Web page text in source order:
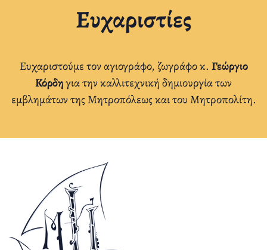
Ευχαριστίες
Ευχαριστούμε τον αγιογράφο, ζωγράφο κ. Γεώργιο
Κόρδηγια την καλλιτεχνική δημιουργία των
εμβλημάτων της Μητροπόλεως και του Μητροπολίτη.